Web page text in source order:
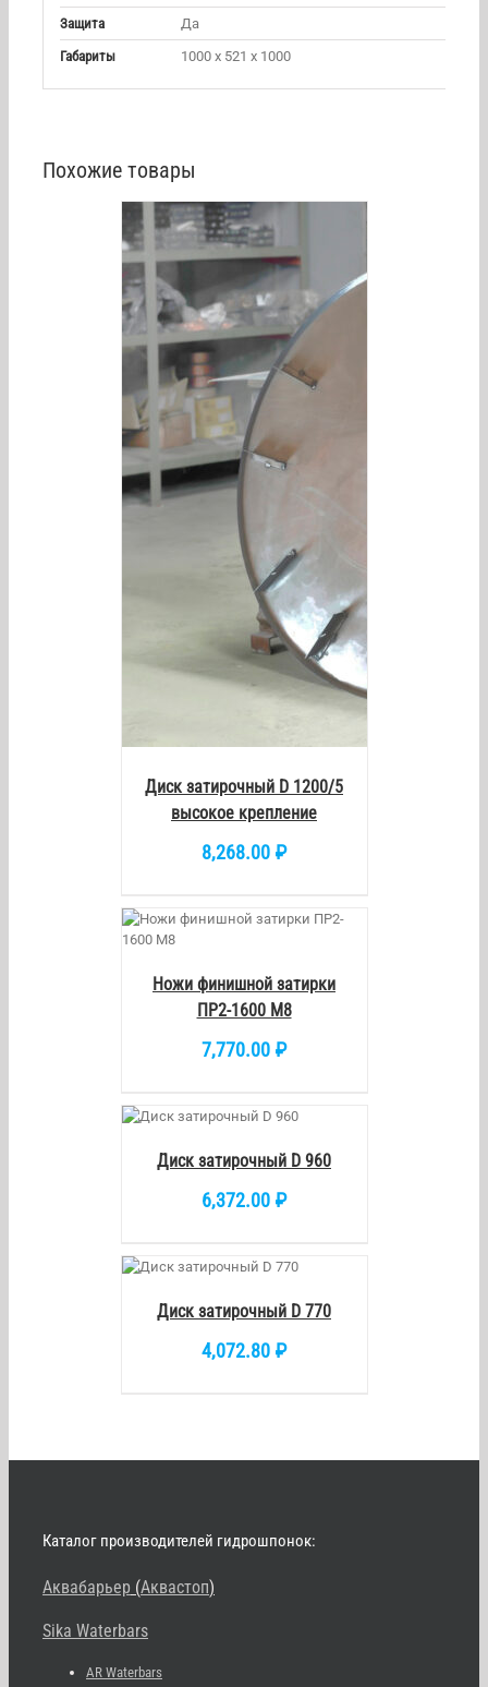
Защита
Да
Габариты
1000 х 521 х 1000
Похожие товары
Диск затирочный D 1200/5
высокое крепление
8,268.00 ₽
Ножи финишной затирки
ПР2-1600 М8
7,770.00 ₽
Диск затирочный D 960
6,372.00 ₽
Диск затирочный D 770
4,072.80 ₽
Каталог производителей гидрошпонок:
Аквабарьер (Аквастоп)
Sika Waterbars
AR Waterbars